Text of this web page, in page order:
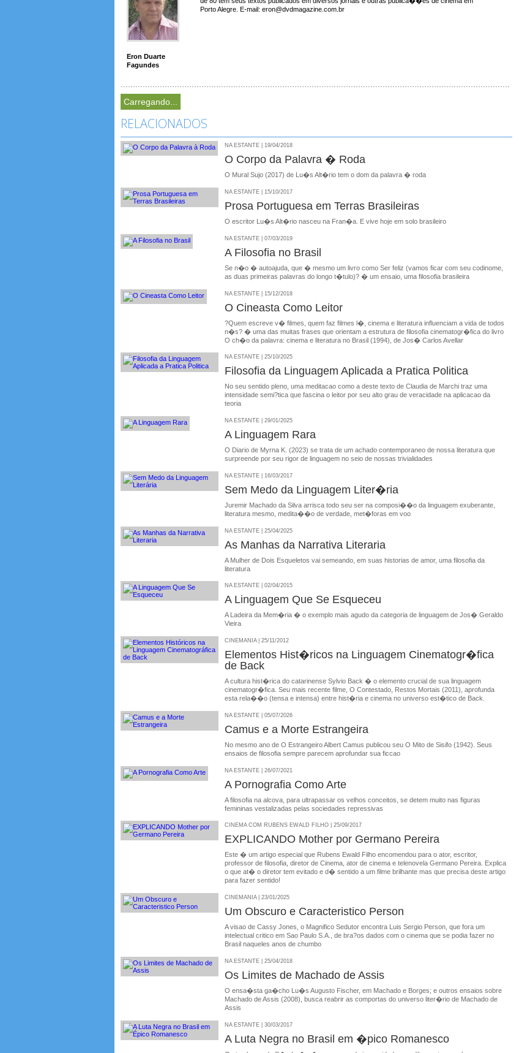
Eron Duarte
Fagundes
Porto Alegre. E-mail: eron@dvdmagazine.com.br
Carregando...
RELACIONADOS
NA ESTANTE | 19/04/2018
O Corpo da Palavra � Roda
O Mural Sujo (2017) de Lu�s Alt�rio tem o dom da palavra � roda
NA ESTANTE | 15/10/2017
Prosa Portuguesa em Terras Brasileiras
O escritor Lu�s Alt�rio nasceu na Fran�a. E vive hoje em solo brasileiro
NA ESTANTE | 07/03/2019
A Filosofia no Brasil
Se n�o � autoajuda, que � mesmo um livro como Ser feliz (vamos ficar com seu codinome,
as duas primeiras palavras do longo t�tulo)? � um ensaio, uma filosofia brasileira
NA ESTANTE | 15/12/2018
O Cineasta Como Leitor
?Quem escreve v� filmes, quem faz filmes l�, cinema e literatura influenciam a vida de todos
n�s? � uma das muitas frases que orientam a estrutura de filosofia cinematogr�fica do livro
O ch�o da palavra: cinema e literatura no Brasil (1994), de Jos� Carlos Avellar
NA ESTANTE | 25/10/2025
Filosofia da Linguagem Aplicada a Pratica Politica
No seu sentido pleno, uma meditacao como a deste texto de Claudia de Marchi traz uma
intensidade semi?tica que fascina o leitor por seu alto grau de veracidade na aplicacao da
teoria
NA ESTANTE | 29/01/2025
A Linguagem Rara
O Diario de Myrna K. (2023) se trata de um achado contemporaneo de nossa literatura que
surpreende por seu rigor de linguagem no seio de nossas trivialidades
NA ESTANTE | 16/03/2017
Sem Medo da Linguagem Liter�ria
Juremir Machado da Silva arrisca todo seu ser na composi��o da linguagem exuberante,
literatura mesmo, medita��o de verdade, met�foras em voo
NA ESTANTE | 25/04/2025
As Manhas da Narrativa Literaria
A Mulher de Dois Esqueletos vai semeando, em suas historias de amor, uma filosofia da
literatura
NA ESTANTE | 02/04/2015
A Linguagem Que Se Esqueceu
A Ladeira da Mem�ria � o exemplo mais agudo da categoria de linguagem de Jos� Geraldo
Vieira
CINEMANIA | 25/11/2012
Elementos Hist�ricos na Linguagem Cinematogr�fica
de Back
A cultura hist�rica do catarinense Sylvio Back � o elemento crucial de sua linguagem
cinematogr�fica. Seu mais recente filme, O Contestado, Restos Mortais (2011), aprofunda
esta rela��o (tensa e intensa) entre hist�ria e cinema no universo est�tico de Back.
NA ESTANTE | 05/07/2026
Camus e a Morte Estrangeira
No mesmo ano de O Estrangeiro Albert Camus publicou seu O Mito de Sisifo (1942). Seus
ensaios de filosofia sempre parecem aprofundar sua ficcao
NA ESTANTE | 26/07/2021
A Pornografia Como Arte
A filosofia na alcova, para ultrapassar os velhos conceitos, se detem muito nas figuras
femininas vestalizadas pelas sociedades repressivas
CINEMA COM RUBENS EWALD FILHO | 25/09/2017
EXPLICANDO Mother por Germano Pereira
Este � um artigo especial que Rubens Ewald Filho encomendou para o ator, escritor,
professor de filosofia, diretor de Cinema, ator de cinema e telenovela Germano Pereira. Explica
o que at� o diretor tem evitado e d� sentido a um filme brilhante mas que precisa deste artigo
para fazer sentido!
CINEMANIA | 23/01/2025
Um Obscuro e Caracteristico Person
A visao de Cassy Jones, o Magnifico Sedutor encontra Luis Sergio Person, que fora um
intelectual critico em Sao Paulo S.A., de bra?os dados com o cinema que se podia fazer no
Brasil naqueles anos de chumbo
NA ESTANTE | 25/04/2018
Os Limites de Machado de Assis
O ensa�sta ga�cho Lu�s Augusto Fischer, em Machado e Borges; e outros ensaios sobre
Machado de Assis (2008), busca reabrir as comportas do universo liter�rio de Machado de
Assis
NA ESTANTE | 30/03/2017
A Luta Negra no Brasil em �pico Romanesco